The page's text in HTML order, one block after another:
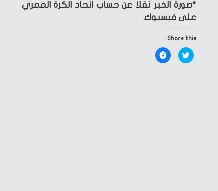
*صورة الخبر نقلا عن حساب اتحاد الكرة المصري
على فيسبوك.
Share this:
Click
to
share
Click
to